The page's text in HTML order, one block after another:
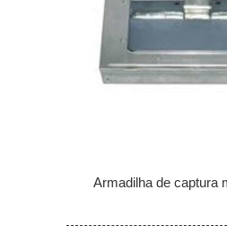
Armadilha de captura